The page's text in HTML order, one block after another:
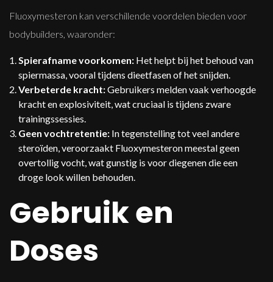
Fluoxymesteron kan verschillende voordelen bieden voor
bodybuilders, waaronder:
Spierafname voorkomen: Het helpt bij het behoud van
spiermassa, vooral tijdens dieetfasen of het snijden.
Verbeterde kracht:Gebruikers melden vaak verhoogde
kracht en explosiviteit, wat cruciaal is tijdens zware
trainingssessies.
Geen vochtretentie: In tegenstelling tot veel andere
steroïden, veroorzaakt Fluoxymesteron meestal geen
overtollig vocht, wat gunstig is voor diegenen die een
droge look willen behouden.
Gebruik en
Doses